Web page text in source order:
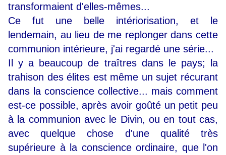
transformaient d'elles-mêmes...
Ce fut une belle intériorisation, et le
lendemain, au lieu de me replonger dans cette
communion intérieure, j'ai regardé une série...
Il y a beaucoup de traîtres dans le pays; la
trahison des élites est même un sujet récurant
dans la conscience collective... mais comment
est-ce possible, après avoir goûté un petit peu
à la communion avec le Divin, ou en tout cas,
avec quelque chose d'une qualité très
supérieure à la conscience ordinaire, que l'on